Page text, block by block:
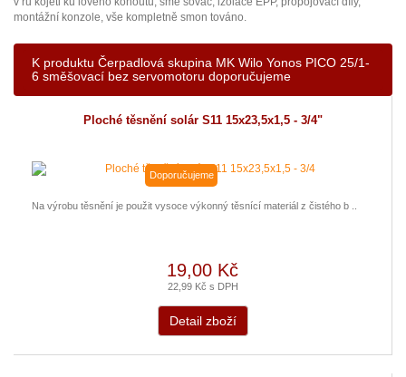
montážní konzole, vše kompletně smon továno.
K produktu Čerpadlová skupina MK Wilo Yonos PICO 25/1-
6 směšovací bez servomotoru doporučujeme
Ploché těsnění solár S11 15x23,5x1,5 - 3/4"
Doporučujeme
Na výrobu těsnění je použit vysoce výkonný těsnící materiál z čistého b ..
19,00 Kč
22,99 Kč s DPH
Detail zboží